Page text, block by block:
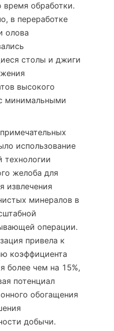
время обработки.
в переработке
олова
столы и джиги
высокого
минимальными
использование
технологии
желоба для
извлечения
минералов в
операции.
привела к
коэффициента
более чем на 15%,
потенциал
обогащения
добычи.